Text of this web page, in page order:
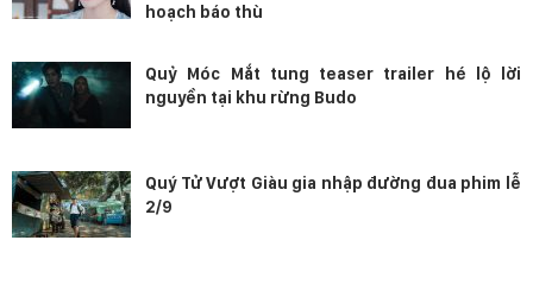
hoạch báo thù
Quỷ Móc Mắt tung teaser trailer hé lộ lời
nguyền tại khu rừng Budo
Quý Tử Vượt Giàu gia nhập đường đua phim lễ
2/9